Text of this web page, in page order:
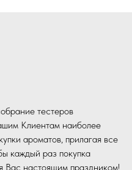
тестеров
Клиентам наиболее
ароматов, прилагая все
каждый раз покупка
Вас настоящим праздником!